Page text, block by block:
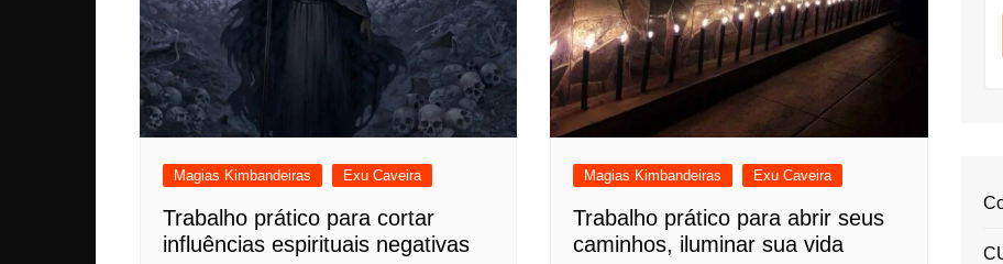
Magias Kimbandeiras Exu Caveira
Trabalho prático para cortar
influências espirituais negativas
Magias Kimbandeiras Exu Caveira
Trabalho prático para abrir seus
caminhos, iluminar sua vida